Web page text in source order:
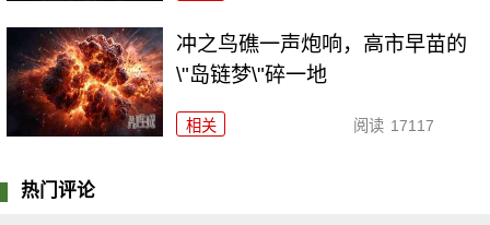
冲之鸟礁一声炮响，高市早苗的
\"岛链梦\"碎一地
相关 阅读 17117
热门评论